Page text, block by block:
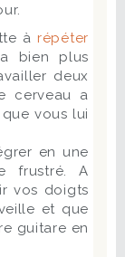
à répéter
bien plus
deux
cerveau a
vous lui
en une
frustré. A
vos doigts
et que
guitare en